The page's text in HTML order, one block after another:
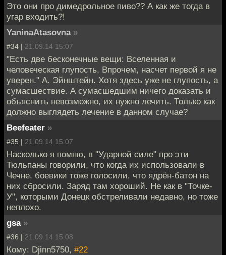
Это они про димедрольное пиво?? А как же тогда в
угар входить?!
YaninaAtasovna »
#34 | 21.09.14 15:07
"Есть две бесконечные вещи: Вселенная и
человеческая глупость. Впрочем, насчет первой я не
уверен." А. Эйнштейн. Хотя здесь уже не глупость, а
сумасшествие. А сумасшедшим ничего доказать и
объяснить невозможно, их нужно лечить. Только как
должно выглядеть лечение в данном случае?
Beefeater »
#35 | 21.09.14 15:07
Насколько я помню, в "Ударной силе" про эти
Тюльпаны говорили, что когда их использовали в
Чечне, боевики тоже голосили, что ядрён-батон на
них сбросили. Заряд там хороший. Не как в "Точке-
У", которыми Донецк обстреливали недавно, но тоже
неплохо.
gsa »
#36 | 21.09.14 15:08
Кому: Djinn5750, #22